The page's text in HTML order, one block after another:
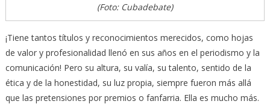
(Foto: Cubadebate)
¡Tiene tantos títulos y reconocimientos merecidos, como hojas
de valor y profesionalidad llenó en sus años en el periodismo y la
comunicación! Pero su altura, su valía, su talento, sentido de la
ética y de la honestidad, su luz propia, siempre fueron más allá
que las pretensiones por premios o fanfarria. Ella es mucho más.